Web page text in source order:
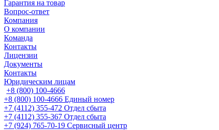
Гарантия на товар
Вопрос-ответ
Компания
О компании
Команда
Контакты
Лицензии
Документы
Контакты
Юридическим лицам
+8 (800) 100-4666
+8 (800) 100-4666 Единый номер
+7 (4112) 355-472 Отдел сбыта
+7 (4112) 355-367 Отдел сбыта
+7 (924) 765-70-19 Сервисный центр